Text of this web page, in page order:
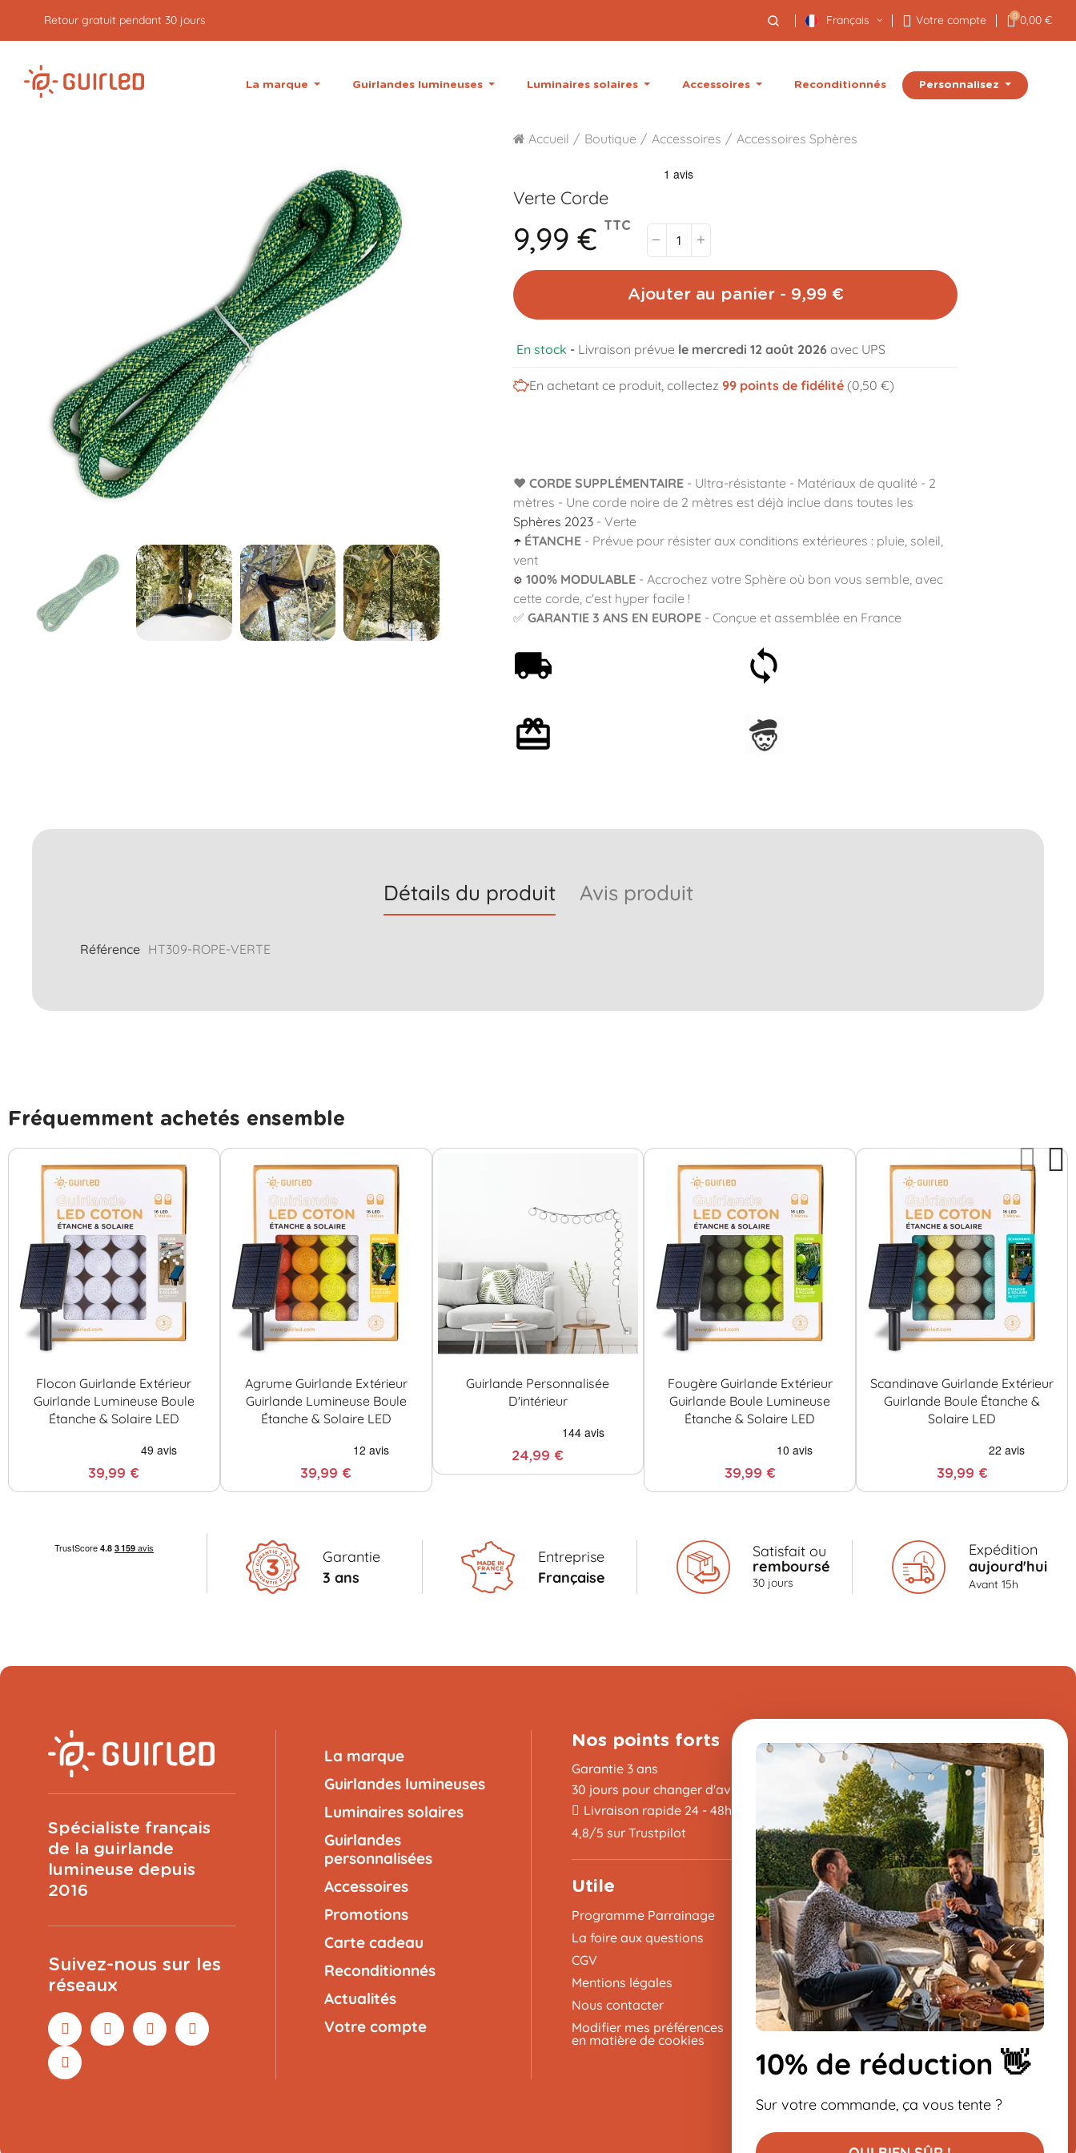
Retour gratuit pendant 30 jours Français Votre compte 0 0,00 €
La marque Guirlandes lumineuses Luminaires solaires Accessoires Reconditionnés Personnalisez
Accueil Boutique Accessoires Accessoires Sphères
VerteCorde
9,99 € TTC
Ajouter au panier - 9,99 €
En stock - Livraison prévue le mercredi 12 août 2026 avec UPS
En achetant ce produit, collectez 99points de fidélité (0,50 €)
❤️ CORDE SUPPLÉMENTAIRE- Ultra-résistante - Matériaux de qualité - 2
mètres - Une corde noire de 2 mètres est déjà inclue dans toutes les
Sphères 2023- Verte
☂️ ÉTANCHE- Prévue pour résister aux conditions extérieures : pluie, soleil,
vent
⚙️ 100% MODULABLE- Accrochez votre Sphère où bon vous semble, avec
cette corde, c'est hyper facile !
✅ GARANTIE 3 ANS EN EUROPE- Conçue et assemblée en France
Détails du produit Avis produit
Référence HT309-ROPE-VERTE
Fréquemment achetés ensemble
Flocon Guirlande Extérieur
Guirlande Lumineuse Boule
Étanche & Solaire LED
39,99 €
Agrume Guirlande Extérieur
Guirlande Lumineuse Boule
Étanche & Solaire LED
39,99 €
Guirlande Personnalisée
D'intérieur
24,99 €
Fougère Guirlande Extérieur
Guirlande Boule Lumineuse
Étanche & Solaire LED
39,99 €
Scandinave Guirlande Extérieur
Guirlande Boule Étanche &
Solaire LED
39,99 €
Garantie
3 ans
Entreprise
Française
Satisfait ou
remboursé
30 jours
Expédition
aujourd'hui
Avant 15h
Spécialiste français
de la guirlande
lumineuse depuis
2016
Suivez-nous sur les
réseaux
La marque
Guirlandes lumineuses
Luminaires solaires
Guirlandes
personnalisées
Accessoires
Promotions
Carte cadeau
Reconditionnés
Actualités
Votre compte
Nos points forts
Garantie 3 ans
30 jours pour changer d'avis
Livraison rapide 24 - 48h
4,8/5 sur Trustpilot
Utile
Programme Parrainage
La foire aux questions
CGV
Mentions légales
Nous contacter
Modifier mes préférences
en matière de cookies
Une question sur un de
nos produits ?
Nous vous répondons sans
attendre du lundi au vendredi de
8h-12h / 13h-16h
04 66 36 66 03
(prix d’un appel local )
Inscrivez-vous à la
newsletter
-10% sur votre première
10% de réduction 👋
Sur votre commande, ça vous tente ?